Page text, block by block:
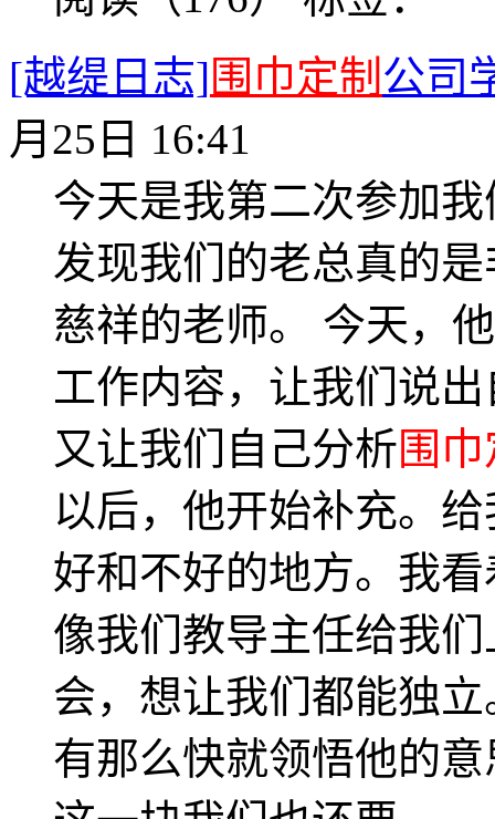
[越缇日志]围巾定制 公司
月25日 16:41
今天是我第二次参加我
发现我们的老总真的
慈祥的老师。 今天，
工作内容，让我们说
又让我们自己分析围
以后，他开始补充。
好和不好的地方。我
像我们教导主任给我
会，想让我们都能独
有那么快就领悟他的